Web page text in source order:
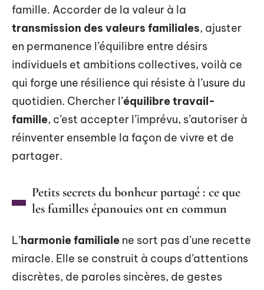
famille. Accorder de la valeur à la
transmission des valeurs familiales, ajuster
en permanence l’équilibre entre désirs
individuels et ambitions collectives, voilà ce
qui forge une résilience qui résiste à l’usure du
quotidien. Chercher l’équilibre travail-
famille, c’est accepter l’imprévu, s’autoriser à
réinventer ensemble la façon de vivre et de
partager.
Petits secrets du bonheur partagé : ce que
les familles épanouies ont en commun
L’harmonie familiale ne sort pas d’une recette
miracle. Elle se construit à coups d’attentions
discrètes, de paroles sincères, de gestes